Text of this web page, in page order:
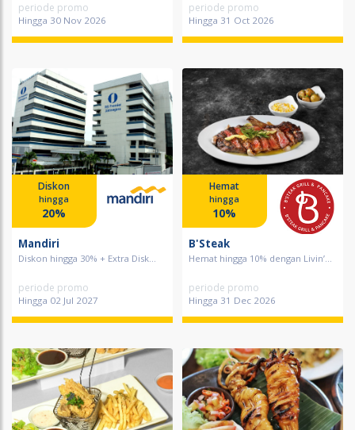
periode promo
Hingga 30 Nov 2026
periode promo
Hingga 31 Oct 2026
Diskon
hingga
20%
Mandiri
Diskon hingga 30% + Extra Disk...
periode promo
Hingga 02 Jul 2027
Hemat
hingga
10%
B'Steak
Hemat hingga 10% dengan Livin’...
periode promo
Hingga 31 Dec 2026